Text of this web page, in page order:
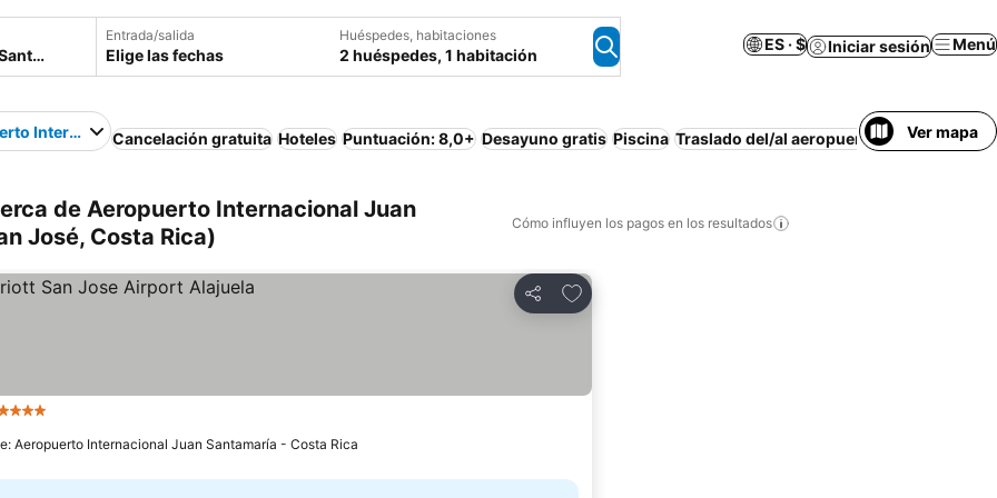
Entrada/salida
Elige las fechas
Huéspedes, habitaciones
2 huéspedes, 1 habitación
ES · $ Iniciar sesión Menú
Internacional Juan Santamaría - Costa Rica
Cancelación gratuita Hoteles Puntuación: 8,0+ Desayuno gratis Piscina Traslado del/al aeropuerto AireVer mapa
de Aeropuerto Internacional Juan
José, Costa Rica)
Cómo influyen los pagos en los resultados
Compartir
Añadir a favoritos
Estrellas
Aeropuerto Internacional Juan Santamaría - Costa Rica